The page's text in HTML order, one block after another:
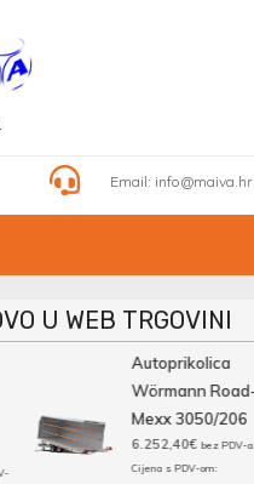
Email: info@maiva.hr
U WEB TRGOVINI
Autoprikolica
Wörmann Road-
Mexx 3050/206
6.252,40€ bez PDV-a.
Cijena s PDV-om: